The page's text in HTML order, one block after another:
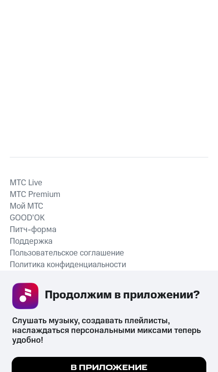
СКАЧАТЬ ПРИЛОЖЕНИЕ
MTС Live
MTС Premium
Мой МТС
GOOD’OK
Питч-форма
Поддержка
Пользовательское соглашение
Политика конфиденциальности
психотропных веществ, их аналогов причиняет вред здоровью,
их незаконный оборот запрещён и влечёт установленную
Мы используем куки, чтобы на сайте все
Слушать музыку, создавать плейлисты,
наслаждаться персональными миксами теперь
удобно!
В ПРИЛОЖЕНИЕ